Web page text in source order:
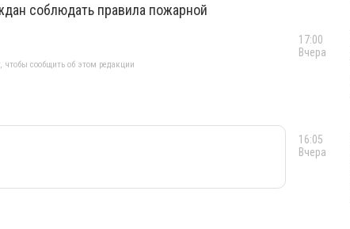
соблюдать правила пожарной
сообщить об этом редакции
17:00
Вчера
16:05
Вчера